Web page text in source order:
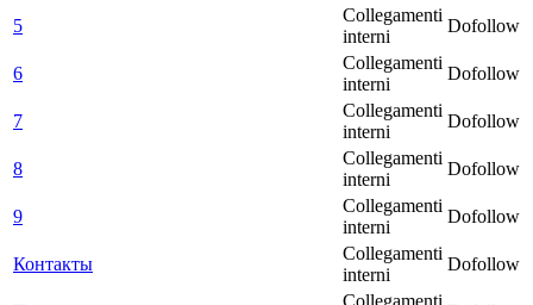
5
Collegamenti
interni
Dofollow
6
Collegamenti
interni
Dofollow
7
Collegamenti
interni
Dofollow
8
Collegamenti
interni
Dofollow
9
Collegamenti
interni
Dofollow
Контакты
Collegamenti
interni
Dofollow
Collegamenti